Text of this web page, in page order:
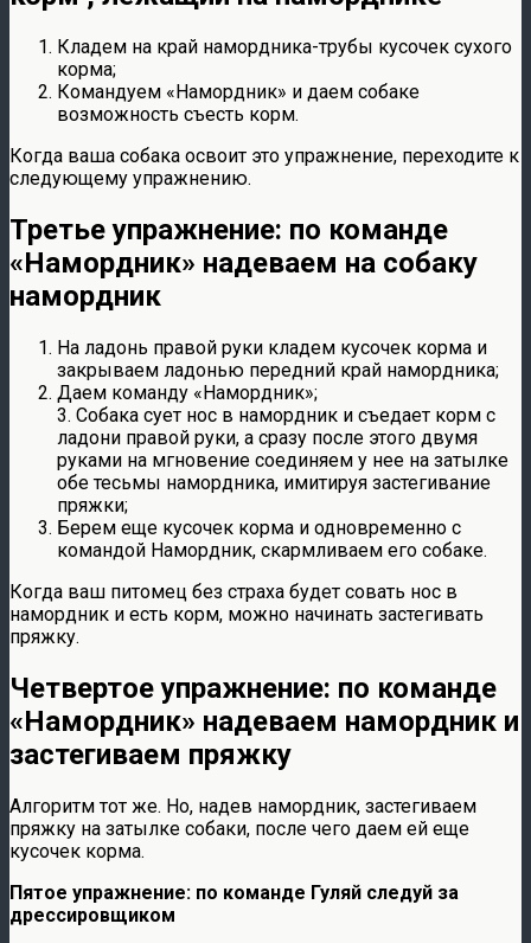
Кладем на край намордника-трубы кусочек сухого
корма;
Командуем «Намордник» и даем собаке
возможность съесть корм.
Когда ваша собака освоит это упражнение, переходите к
следующему упражнению.
Третье упражнение: по команде
«Намордник» надеваем на собаку
намордник
На ладонь правой руки кладем кусочек корма и
закрываем ладонью передний край намордника;
Даем команду «Намордник»;
3. Собака сует нос в намордник и съедает корм с
ладони правой руки, а сразу после этого двумя
руками на мгновение соединяем у нее на затылке
обе тесьмы намордника, имитируя застегивание
пряжки;
Берем еще кусочек корма и одновременно с
командой Намордник, скармливаем его собаке.
Когда ваш питомец без страха будет совать нос в
намордник и есть корм, можно начинать застегивать
пряжку.
Четвертое упражнение: по команде
«Намордник» надеваем намордник и
застегиваем пряжку
Алгоритм тот же. Но, надев намордник, застегиваем
пряжку на затылке собаки, после чего даем ей еще
кусочек корма.
Пятое упражнение: по команде Гуляй следуй за
дрессировщиком